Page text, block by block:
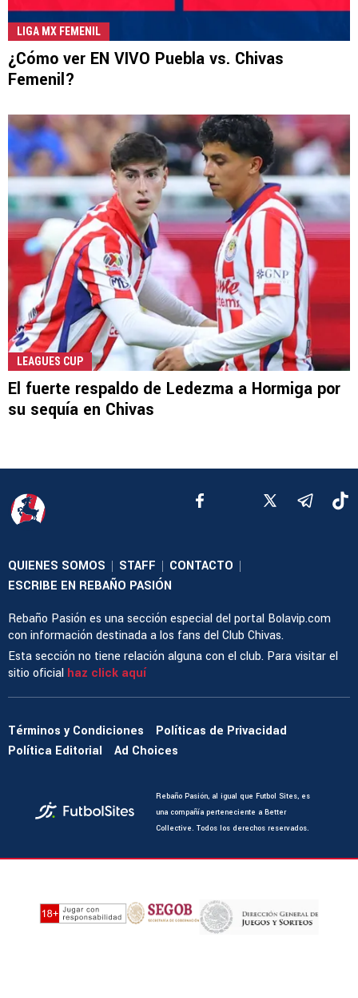
LIGA MX FEMENIL
¿Cómo ver EN VIVO Puebla vs. Chivas
Femenil?
LEAGUES CUP
El fuerte respaldo de Ledezma a Hormiga por
su sequía en Chivas
QUIENES SOMOS | STAFF | CONTACTO |
ESCRIBE EN REBAÑO PASIÓN
Rebaño Pasión es una sección especial del portal Bolavip.com
con información destinada a los fans del Club Chivas.
Esta sección no tiene relación alguna con el club. Para visitar el
sitio oficial haz click aquí
Términos y Condiciones
Políticas de Privacidad
Política Editorial
Ad Choices
Rebaño Pasión, al igual que Futbol Sites, es
una compañía perteneciente a Better
Collective. Todos los derechos reservados.